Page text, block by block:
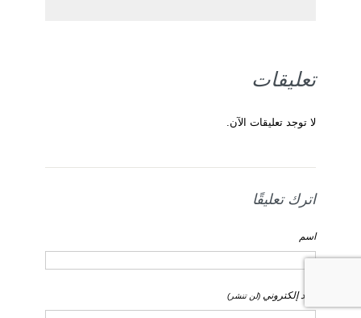
تعليقات
لا توجد تعليقات الآن.
اترك تعليقًا
اسم
بريد إلكتروني (لن تنشر)